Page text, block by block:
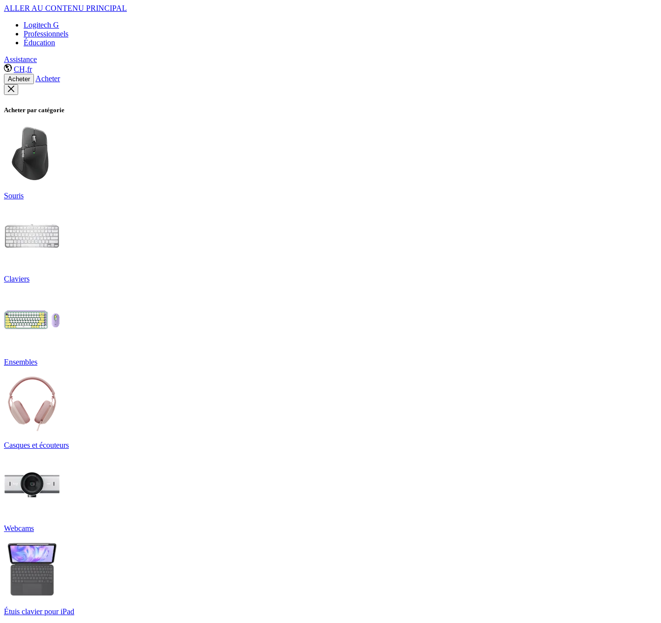
ALLER AU CONTENU PRINCIPAL
Logitech G
Professionnels
Éducation
Assistance
CH,fr
Acheter Acheter
Acheter par catégorie
Souris
Claviers
Ensembles
Casques et écouteurs
Webcams
Étuis clavier pour iPad